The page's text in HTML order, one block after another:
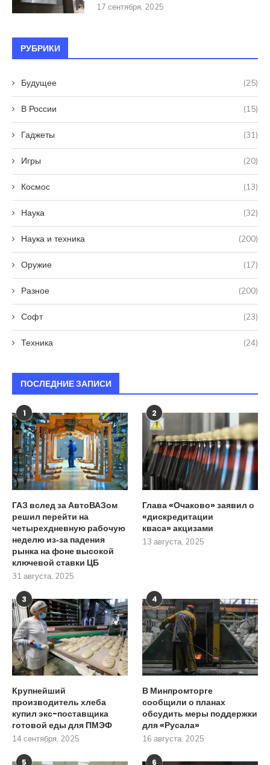
17 сентября, 2025
РУБРИКИ
Будущее (25)
В России (15)
Гаджеты (31)
Игры (20)
Космос (13)
Наука (32)
Наука и техника (200)
Оружие (17)
Разное (200)
Софт (23)
Техника (24)
ПОСЛЕДНИЕ ЗАПИСИ
1
ГАЗ вслед за АвтоВАЗом
решил перейти на
четырехдневную рабочую
неделю из‑за падения
рынка на фоне высокой
ключевой ставки ЦБ
31 августа, 2025
2
Глава «Очаково» заявил о
«дискредитации
кваса» акцизами
13 августа, 2025
3
Крупнейший
производитель хлеба
купил экс-поставщика
готовой еды для ПМЭФ
14 сентября, 2025
4
В Минпромторге
сообщили о планах
обсудить меры поддержки
для «Русала»
16 августа, 2025
5 6